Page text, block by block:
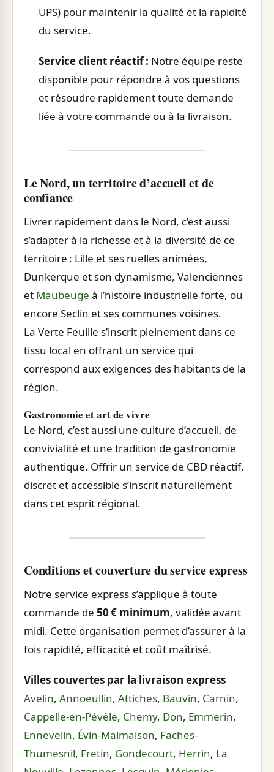
UPS) pour maintenir la qualité et la rapidité
du service.
Service client réactif : Notre équipe reste
disponible pour répondre à vos questions
et résoudre rapidement toute demande
liée à votre commande ou à la livraison.
Le Nord, un territoire d’accueil et de
confiance
Livrer rapidement dans le Nord, c’est aussi
s’adapter à la richesse et à la diversité de ce
territoire : Lille et ses ruelles animées,
Dunkerque et son dynamisme, Valenciennes
et Maubeuge à l’histoire industrielle forte, ou
encore Seclin et ses communes voisines.
La Verte Feuille s’inscrit pleinement dans ce
tissu local en offrant un service qui
correspond aux exigences des habitants de la
région.
Gastronomie et art de vivre
Le Nord, c’est aussi une culture d’accueil, de
convivialité et une tradition de gastronomie
authentique. Offrir un service de CBD réactif,
discret et accessible s’inscrit naturellement
dans cet esprit régional.
Conditions et couverture du service express
Notre service express s’applique à toute
commande de 50 € minimum, validée avant
midi. Cette organisation permet d’assurer à la
fois rapidité, efficacité et coût maîtrisé.
Villes couvertes par la livraison express
Avelin, Annoeullin, Attiches, Bauvin, Carnin,
Cappelle-en-Pévèle, Chemy, Don, Emmerin,
Ennevelin, Évin-Malmaison, Faches-
Thumesnil, Fretin, Gondecourt, Herrin, La